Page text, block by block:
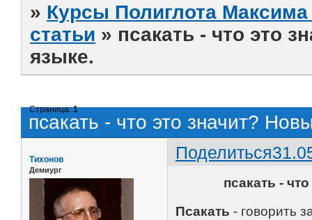
» Курсы Полиглота
статьи » псакать - что это
языке.
псакать - что это значит?
Страница:1
Поделиться
Тихонов
Демиург
псакать -
Псакать- говорить